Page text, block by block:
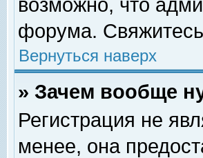
возможно, что
форума.
Вернуться наверх
» Зачем вообще
Регистрация не
менее, она